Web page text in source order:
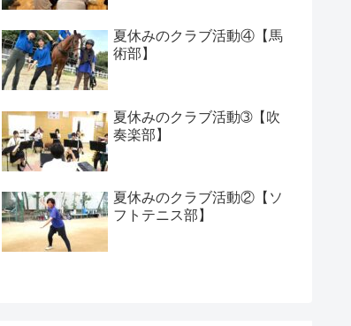
夏休みのクラブ活動④【馬
術部】
夏休みのクラブ活動➂【吹
奏楽部】
夏休みのクラブ活動②【ソ
フトテニス部】